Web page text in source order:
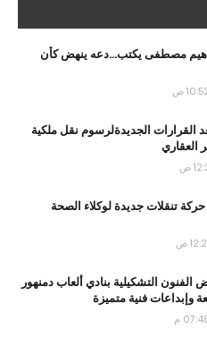
مصطفى يكتب...دعه ينهض كأن
القرارات الجديدةلرسوم نقل ملكية
العقاري
تنقلات جديدة لوكلاء الصحة
الفنون التشكيلية بنادي ألعاب دمنهور
وإبداعات فنية متميزة